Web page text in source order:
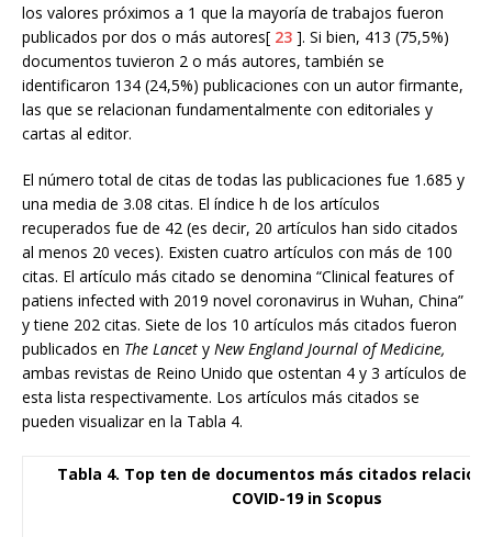
los valores próximos a 1 que la mayoría de trabajos fueron
publicados por dos o más autores[ 23 ]. Si bien, 413 (75,5%)
documentos tuvieron 2 o más autores, también se
identificaron 134 (24,5%) publicaciones con un autor firmante,
las que se relacionan fundamentalmente con editoriales y
cartas al editor.
El número total de citas de todas las publicaciones fue 1.685 y
una media de 3.08 citas. El índice h de los artículos
recuperados fue de 42 (es decir, 20 artículos han sido citados
al menos 20 veces). Existen cuatro artículos con más de 100
citas. El artículo más citado se denomina “Clinical features of
patiens infected with 2019 novel coronavirus in Wuhan, China”
y tiene 202 citas. Siete de los 10 artículos más citados fueron
publicados en The Lancet y New England Journal of Medicine,
ambas revistas de Reino Unido que ostentan 4 y 3 artículos de
esta lista respectivamente. Los artículos más citados se
pueden visualizar en la Tabla 4.
Tabla 4. Top ten de documentos más citados
COVID-19 in Scopus